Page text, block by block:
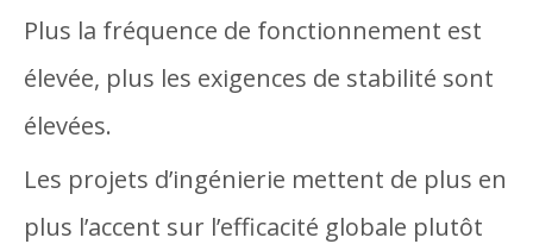
Plus la fréquence de fonctionnement est
élevée, plus les exigences de stabilité sont
élevées.
Les projets d’ingénierie mettent de plus en
plus l’accent sur l’efficacité globale plutôt